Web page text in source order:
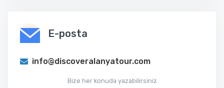
E-posta
info@discoveralanyatour.com
Bize her konuda yazabilirsiniz